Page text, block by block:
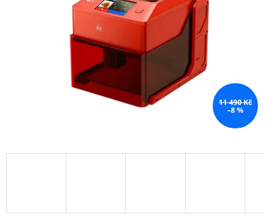
11 490 Kč
–8 %